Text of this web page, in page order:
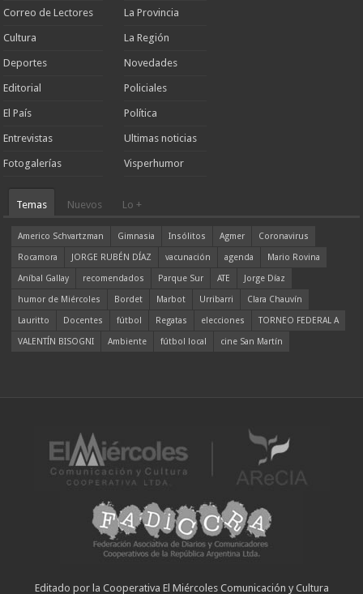
Correo de Lectores
Cultura
Deportes
Editorial
El País
Entrevistas
Fotogalerías
La Provincia
La Región
Novedades
Policiales
Política
Ultimas noticias
Visperhumor
Temas Nuevos Lo +
Americo Schvartzman Gimnasia Insólitos Agmer
Coronavirus
Rocamora
JORGE RUBÉN DÍAZ vacunación agenda
Mario Rovina
Aníbal Gallay
recomendados Parque Sur ATE
Jorge Díaz
humor de Miércoles
Bordet Marbot Urribarri
Clara Chauvín
Lauritto
Docentes fútbol Regatas elecciones
TORNEO FEDERAL A
VALENTÍN BISOGNI
Ambiente fútbol local cine San Martín
Editado por la Cooperativa El Miércoles Comunicación y Cultura